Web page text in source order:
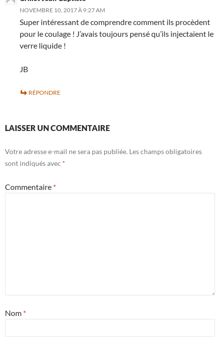
NOVEMBRE 10, 2017 À 9:27 AM
Super intéressant de comprendre comment ils procèdent
pour le coulage ! J’avais toujours pensé qu’ils injectaient le
verre liquide !
JB
RÉPONDRE
LAISSER UN COMMENTAIRE
Votre adresse e-mail ne sera pas publiée. Les champs obligatoires
sont indiqués avec *
Commentaire *
Nom *